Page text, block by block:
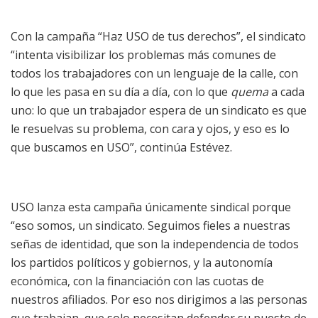
Con la campaña “Haz USO de tus derechos”, el sindicato
“intenta visibilizar los problemas más comunes de
todos los trabajadores con un lenguaje de la calle, con
lo que les pasa en su día a día, con lo que quemaa cada
uno: lo que un trabajador espera de un sindicato es que
le resuelvas su problema, con cara y ojos, y eso es lo
que buscamos en USO”, continúa Estévez.
USO lanza esta campaña únicamente sindical porque
“eso somos, un sindicato. Seguimos fieles a nuestras
señas de identidad, que son la independencia de todos
los partidos políticos y gobiernos, y la autonomía
económica, con la financiación con las cuotas de
nuestros afiliados. Por eso nos dirigimos a las personas